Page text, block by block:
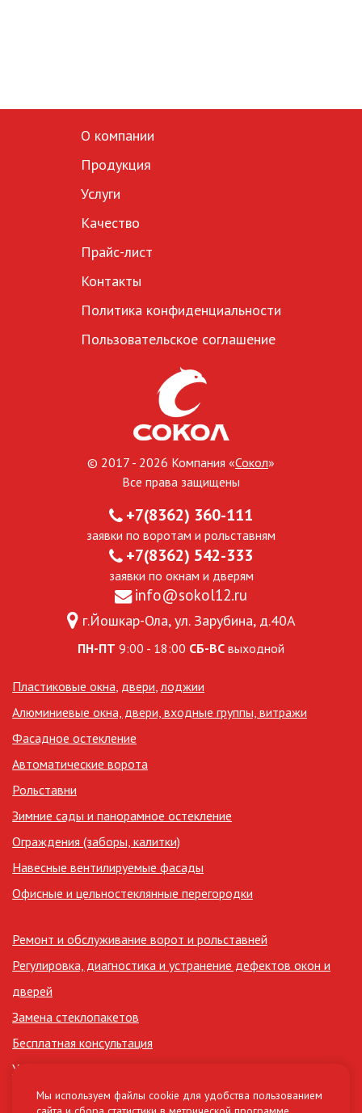
О компании
Продукция
Услуги
Качество
Прайс-лист
Контакты
Политика конфиденциальности
Пользовательское соглашение
© 2017 - 2026 Компания «Сокол»
Все права защищены
+7(8362) 360-111
заявки по воротам и рольставням
+7(8362) 542-333
заявки по окнам и дверям
info@sokol12.ru
г.Йошкар-Ола, ул. Зарубина, д.40А
ПН-ПТ 9:00 - 18:00 СБ-ВС выходной
Пластиковые окна двери лоджии
Алюминиевые окна, двери, входные группы, витражи
Фасадное остекление
Автоматические ворота
Рольставни
Зимние сады и панорамное остекление
Ограждения (заборы, калитки)
Навесные вентилируемые фасады
Офисные и цельностеклянные перегородки
Ремонт и обслуживание ворот и рольставней
Регулировка, диагностика и устранение дефектов окон и
дверей
Замена стеклопакетов
Бесплатная консультация
Утепление лоджий
Сертификаты
Мы используем файлы cookie для удобства пользованием